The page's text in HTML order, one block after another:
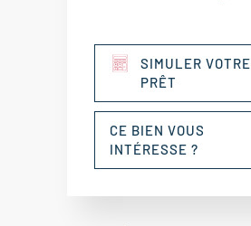
SIMULER VOTRE
PRÊT
CE BIEN VOUS
INTÉRESSE ?